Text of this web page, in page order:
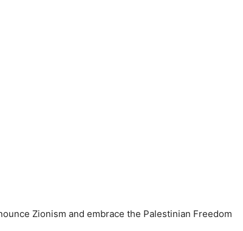
Zionism and embrace the Palestinian Freedom